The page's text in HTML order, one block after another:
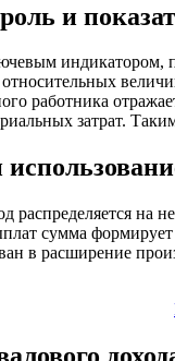
и
индикатором,
работника
затрат.
распределяется на
сумма
в расширение